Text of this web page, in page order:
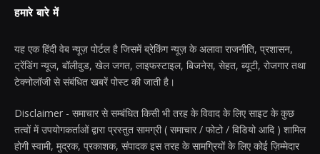
हमारे बारे में
यह एक हिंदी वेब न्यूज़ पोर्टल है जिसमें ब्रेकिंग न्यूज़ के अलावा राजनीति, प्रशासन,
ट्रेंडिंग न्यूज, बॉलीवुड, खेल जगत, लाइफस्टाइल, बिजनेस, सेहत, ब्यूटी, रोजगार तथा
टेक्नोलॉजी से संबंधित खबरें पोस्ट की जाती है।
Disclaimer - समाचार से सम्बंधित किसी भी तरह के विवाद के लिए साइट के कुछ
तत्वों में उपयोगकर्ताओं द्वारा प्रस्तुत सामग्री ( समाचार / फोटो / विडियो आदि ) शामिल
होगी स्वामी, मुद्रक, प्रकाशक, संपादक इस तरह के सामग्रियों के लिए कोई ज़िम्मेदार